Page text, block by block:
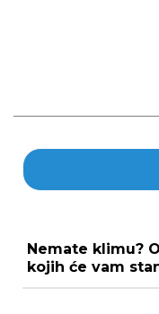
Nemate klimu?
kojih će vam